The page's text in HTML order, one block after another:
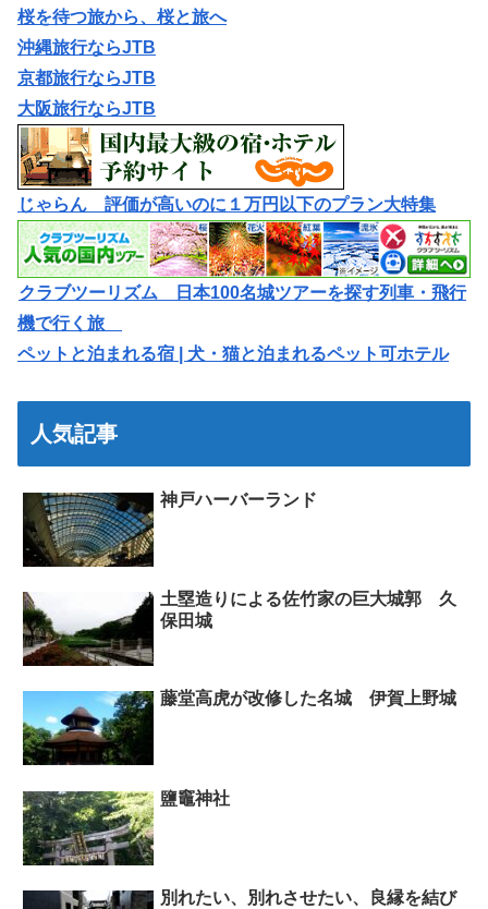
桜を待つ旅から、桜と旅へ
沖縄旅行ならJTB
京都旅行ならJTB
大阪旅行ならJTB
じゃらん 評価が高いのに１万円以下のプラン大特集
クラブツーリズム 日本100名城ツアーを探す列車・飛行
機で行く旅
ペットと泊まれる宿 | 犬・猫と泊まれるペット可ホテル
人気記事
神戸ハーバーランド
土塁造りによる佐竹家の巨大城郭 久
保田城
藤堂高虎が改修した名城 伊賀上野城
鹽竈神社
別れたい、別れさせたい、良縁を結び